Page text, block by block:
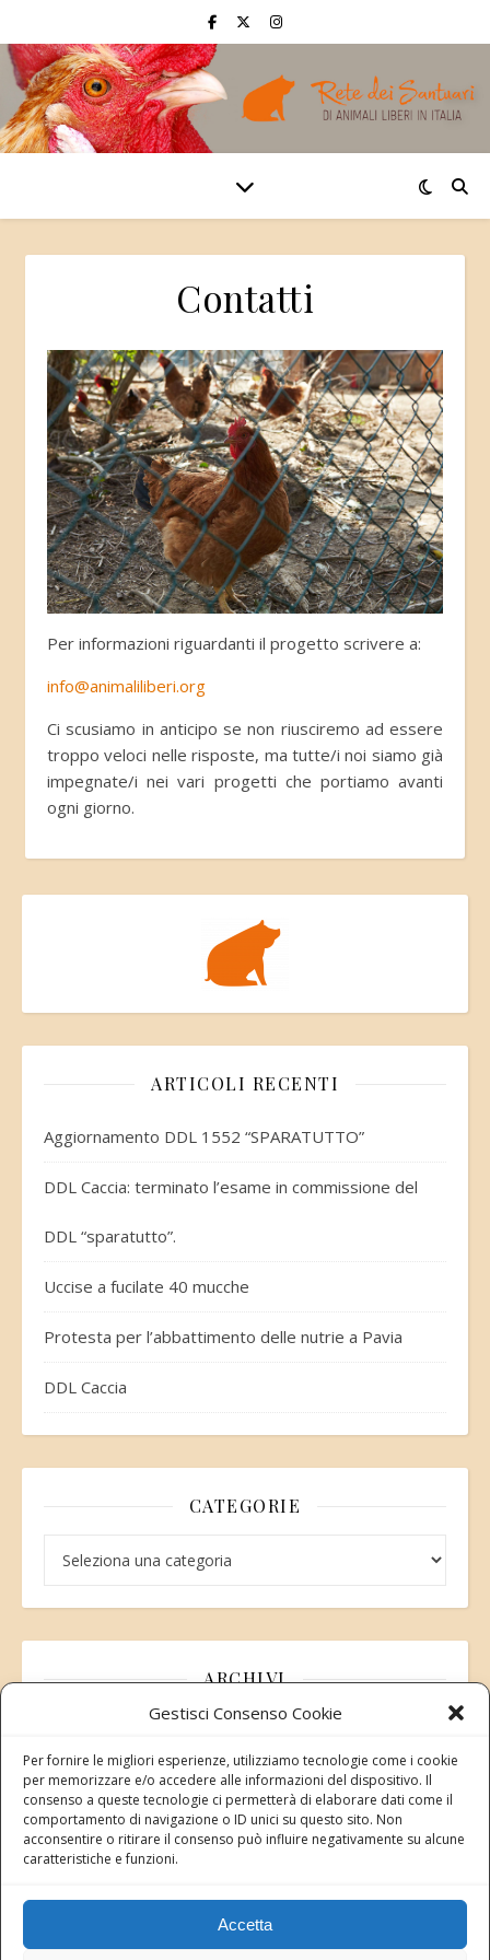
Gestisci Consenso Cookie
Per fornire le migliori esperienze, utilizziamo tecnologie come i cookie
per memorizzare e/o accedere alle informazioni del dispositivo. Il
consenso a queste tecnologie ci permetterà di elaborare dati come il
comportamento di navigazione o ID unici su questo sito. Non
acconsentire o ritirare il consenso può influire negativamente su alcune
caratteristiche e funzioni.
Accetta
Contatti
Per informazioni riguardanti il progetto scrivere a:
info@animaliliberi.org
Ci scusiamo in anticipo se non riusciremo ad essere
troppo veloci nelle risposte, ma tutte/i noi siamo già
impegnate/i nei vari progetti che portiamo avanti
ogni giorno.
ARTICOLI RECENTI
Aggiornamento DDL 1552 “SPARATUTTO”
DDL Caccia: terminato l’esame in commissione del
DDL “sparatutto”.
Uccise a fucilate 40 mucche
Protesta per l’abbattimento delle nutrie a Pavia
DDL Caccia
CATEGORIE
ARCHIVI
Modifica consenso
Stato attuale: Negato